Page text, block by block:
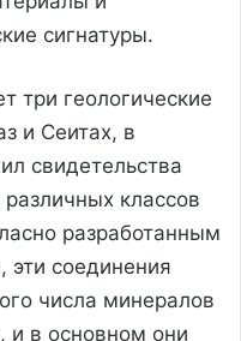
сигнатуры.
три геологические
и Сеитах, в
свидетельства
классов
разработанным
соединения
числа минералов
и в основном они